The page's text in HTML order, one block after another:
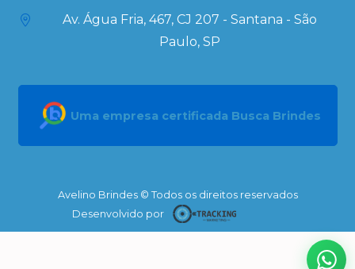
Av. Água Fria, 467, CJ 207 - Santana - São
Paulo, SP
Uma empresa certificada Busca Brindes
Avelino Brindes © Todos os direitos reservados
Desenvolvido por